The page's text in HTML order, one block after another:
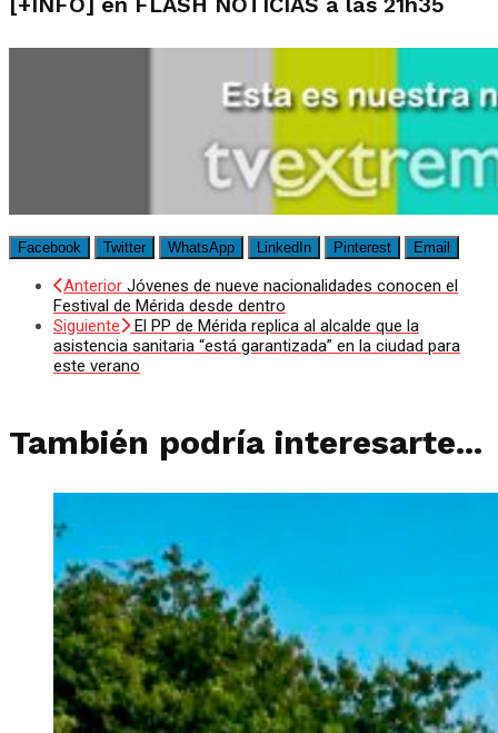
Facebook Twitter WhatsApp LinkedIn Pinterest Email
Anterior Jóvenes de nueve nacionalidades conocen el
Festival de Mérida desde dentro
Siguiente
El PP de Mérida replica al alcalde que la
asistencia sanitaria “está garantizada” en la ciudad para
este verano
También podría interesarte...